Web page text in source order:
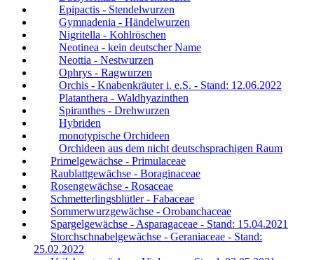
Epipactis - Stendelwurzen
Gymnadenia - Händelwurzen
Nigritella - Kohlröschen
Neotinea - kein deutscher Name
Neottia - Nestwurzen
Ophrys - Ragwurzen
Orchis - Knabenkräuter i. e.S. - Stand: 12.06.2022
Platanthera - Waldhyazinthen
Spiranthes - Drehwurzen
Hybriden
monotypische Orchideen
Orchideen aus dem nicht deutschsprachigen Raum
Primelgewächse - Primulaceae
Raublattgewächse - Boraginaceae
Rosengewächse - Rosaceae
Schmetterlingsblütler - Fabaceae
Sommerwurzgewächse - Orobanchaceae
Spargelgewächse - Asparagaceae - Stand: 15.04.2021
Storchschnabelgewächse - Geraniaceae - Stand:
25.02.2022